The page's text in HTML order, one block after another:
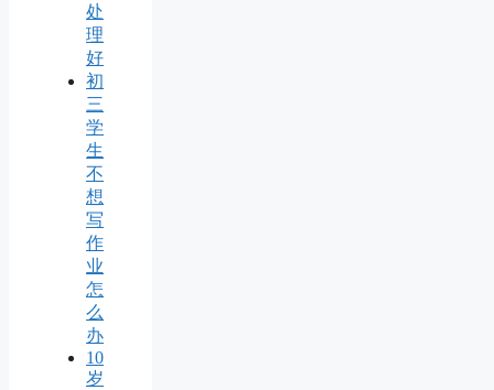
处
理
好
初
三
学
生
不
想
写
作
业
怎
么
办
10
岁